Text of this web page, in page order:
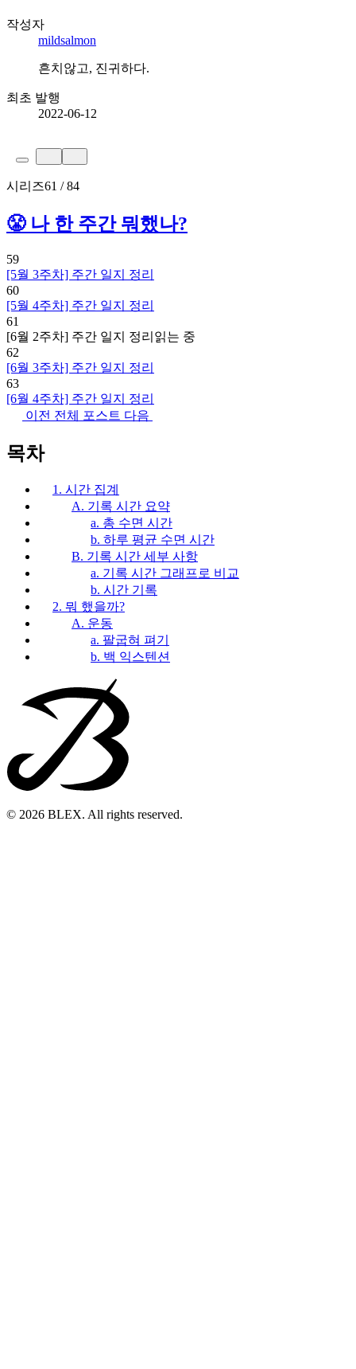
작성자
mildsalmon
흔치않고, 진귀하다.
최초 발행
2022-06-12
시리즈61 / 84
😤 나 한 주간 뭐했나?
59
[5월 3주차] 주간 일지 정리
60
[5월 4주차] 주간 일지 정리
61
[6월 2주차] 주간 일지 정리 읽는 중
62
[6월 3주차] 주간 일지 정리
63
[6월 4주차] 주간 일지 정리
이전 전체 포스트 다음
목차
1. 시간 집계
A. 기록 시간 요약
a. 총 수면 시간
b. 하루 평균 수면 시간
B. 기록 시간 세부 사항
a. 기록 시간 그래프로 비교
b. 시간 기록
2. 뭐 했을까?
A. 운동
a. 팔굽혀 펴기
b. 백 익스텐션
© 2026 BLEX. All rights reserved.